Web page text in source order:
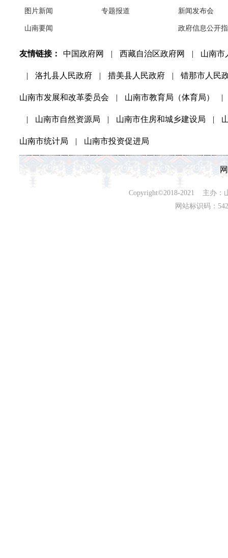
图片新闻
山南要闻
专题报道 新闻发布会
政府信息公开
友情链接： 中国政府网 | 西藏自治区政府网 | 山南市
| 洛扎县人民政府 | 措美县人民政府 | 错那市人民
山南市发展和改革委员会 | 山南市教育局（体育局） |
| 山南市自然资源局 | 山南市住房和城乡建设局 |
山南市统计局 | 山南市投资促进局
Copyright©2018-2021 主办：
网站标识码：